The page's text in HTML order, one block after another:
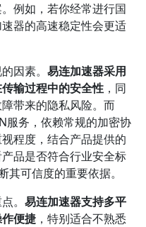
例如，若你经常进行国
器的高速稳定性会更适
因素。 易连加速器采用
输过程中的安全性 ，同
带来的隐私风险。而
服务，依赖常规的加密协
程度，结合产品提供的
品是否符合行业安全标
可信度的重要依据。
。 易连加速器支持多平
便捷 ，特别适合不熟悉